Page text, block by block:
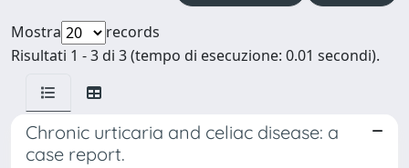
Mostra
records
Risultati 1 - 3 di 3 (tempo di esecuzione: 0.01 secondi).
Chronic urticaria and celiac disease: a
case report.